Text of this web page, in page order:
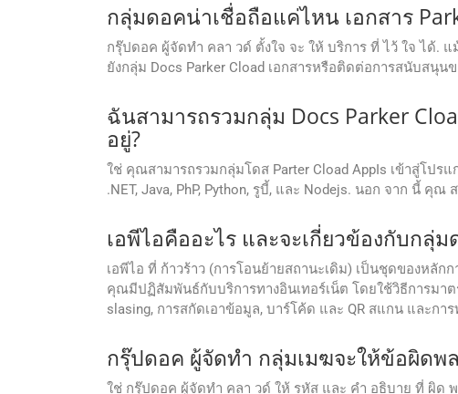
กลุ่มดอคน่าเชื่อถือแค่ไหน เอกสาร
กรุ๊ปดอค ผู้จัดทํา คลา วด์ ตั้งใจ จะ ให้ บริการ ที่ ไว้ ใจ ได้.
ยังกลุ่ม Docs Parker Cload เอกสารหรือติดต่อการสนับสนุ
ฉันสามารถรวมกลุ่ม Docs Parker
อยู่?
ใช่ คุณสามารถรวมกลุ่มโดส Parter Cload AppIs เข้าสู่โป
.NET, Java, PhP, Python, รูบี้, และ Nodejs. นอก จาก นี้ คุ
เอพีไอคืออะไร และจะเกี่ยวข้องกับกลุ่
เอพีไอ ที่ ก้าวร้าว (การโอนย้ายสถานะเดิม) เป็นชุดของหลั
คุณมีปฏิสัมพันธ์กับบริการทางอินเทอร์เน็ต โดยใช้วิธีการมาต
slasing, การสกัดเอาข้อมูล, บาร์โค้ด และ QR สแกน และกา
กรุ๊ปดอค ผู้จัดทํา กลุ่มเมฆจะให้ข้อผิด
ใช่ กรุ๊ปดอค ผู้จัดทํา คลา วด์ ให้ รหัส และ คํา อธิบาย ที่ ผิด